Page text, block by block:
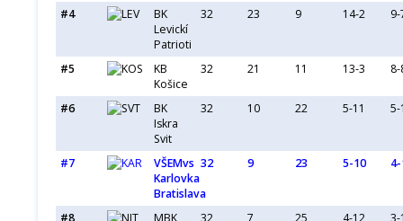
#4
BK
Levickí
Patrioti
32 23 9 14-2
#5
KB
Košice
32 21 11 13-3
#6
BK
Iskra
Svit
32 10 22 5-11 5-
#7
VŠEMvs
Karlovka
Bratislava
32 9 23 5-10
#8
MBK
32 7 25 4-12 3-